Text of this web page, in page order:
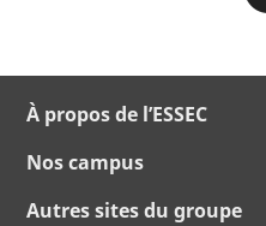
À propos de l’ESSEC
Nos campus
Autres sites du groupe